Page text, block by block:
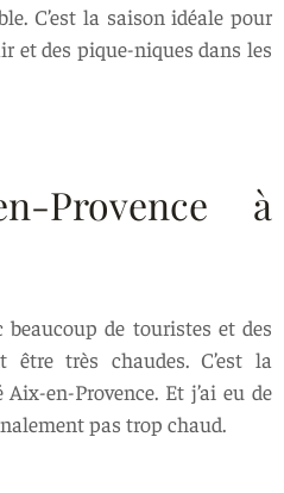
C’est la saison idéale pour
et des pique-niques dans les
Provence à
beaucoup de touristes et des
être très chaudes. C’est la
en-Provence. Et j’ai eu de
pas trop chaud.